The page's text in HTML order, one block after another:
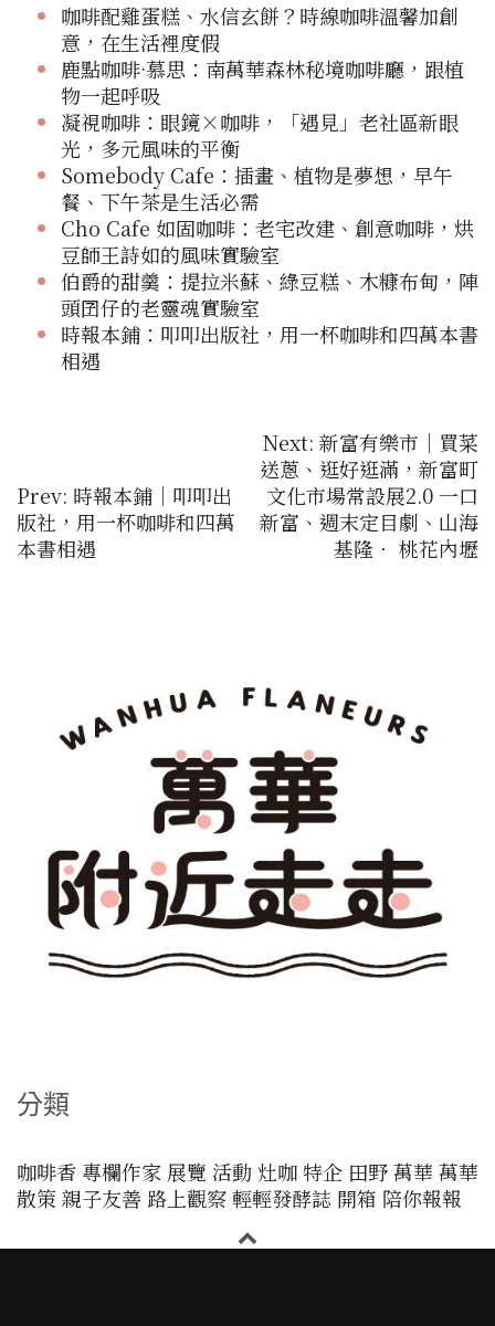
咖啡配雞蛋糕、水信玄餅？時線咖啡溫馨加創
意，在生活裡度假
鹿點咖啡·慕思：南萬華森林秘境咖啡廳，跟植
物一起呼吸
凝視咖啡：眼鏡×咖啡，「遇見」老社區新眼
光，多元風味的平衡
Somebody Cafe：插畫、植物是夢想，早午
餐、下午茶是生活必需
Cho Cafe 如固咖啡：老宅改建、創意咖啡，烘
豆師王詩如的風味實驗室
伯爵的甜羹：提拉米蘇、綠豆糕、木糠布甸，陣
頭囝仔的老靈魂實驗室
時報本鋪：叩叩出版社，用一杯咖啡和四萬本書
相遇
章
導
覽
Prev: 時報本鋪｜叩叩出
版社，用一杯咖啡和四萬
本書相遇
Next: 新富有樂市｜買菜
送蔥、逛好逛滿，新富町
文化市場常設展2.0 一口
新富、週末定目劇、山海
基隆‧ 桃花內壢
分類
咖啡香 專欄作家 展覽 活動 灶咖特企 田野萬華 萬華
散策 親子友善 路上觀察輕輕發酵誌 開箱 陪你報報